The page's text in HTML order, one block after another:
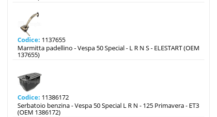
Codice: 1137655
Marmitta padellino - Vespa 50 Special - L R N S - ELESTART (OEM
137655)
Codice: 11386172
Serbatoio benzina - Vespa 50 Special L R N - 125 Primavera - ET3
(OEM 1386172)